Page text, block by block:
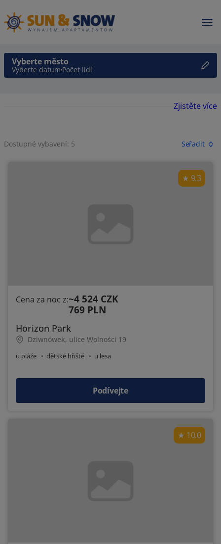
Vyberte město
Vyberte datum Počet lidí
Zjistěte více
Dostupné vybavení: 5 Seřadit
9.3
Cena za noc z:~4 524 CZK
769 PLN
Horizon Park
Dziwnówek, ulice Wolności 19
u pláže dětské hřiště u lesa
Podívejte
10.0